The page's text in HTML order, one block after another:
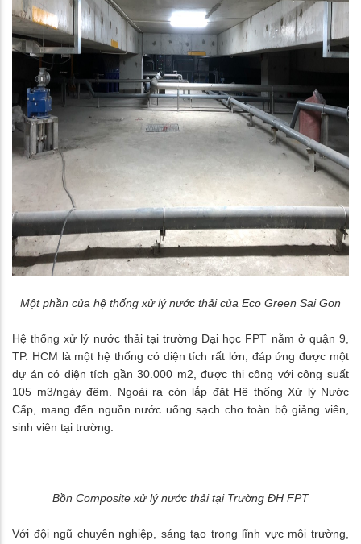
Một phần của hệ thống xử lý nước thải của Eco Green Sai Gon
Hệ thống xử lý nước thải tại trường Đại học FPT nằm ở quận 9,
TP. HCM là một hệ thống có diện tích rất lớn, đáp ứng được một
dự án có diện tích gần 30.000 m2, được thi công với công suất
105 m3/ngày đêm. Ngoài ra còn lắp đặt Hệ thống Xử lý Nước
Cấp, mang đến nguồn nước uống sạch cho toàn bộ giảng viên,
sinh viên tại trường.
Bồn Composite xử lý nước thải tại Trường ĐH FPT
Với đội ngũ chuyên nghiệp, sáng tạo trong lĩnh vực môi trường,